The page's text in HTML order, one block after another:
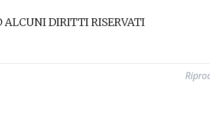
ALCUNI DIRITTI RISERVATI